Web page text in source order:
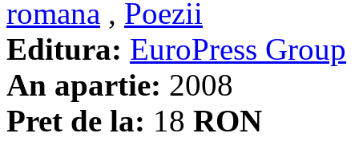
romana , Poezii
Editura: EuroPress Group
An apartie: 2008
Pret de la: 18 RON